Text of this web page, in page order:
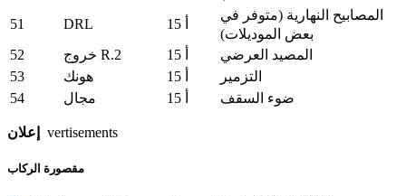
51 DRL
المصابيح النهارية (متوفر في
بعض الموديلات)
52
خروج R.2
المصيد العرضي
53
هونك
التزمير
54
مجال ضوء السقف
إعلان vertisements
مقصورة الركاب